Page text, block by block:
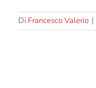
Di Francesco Valerio |